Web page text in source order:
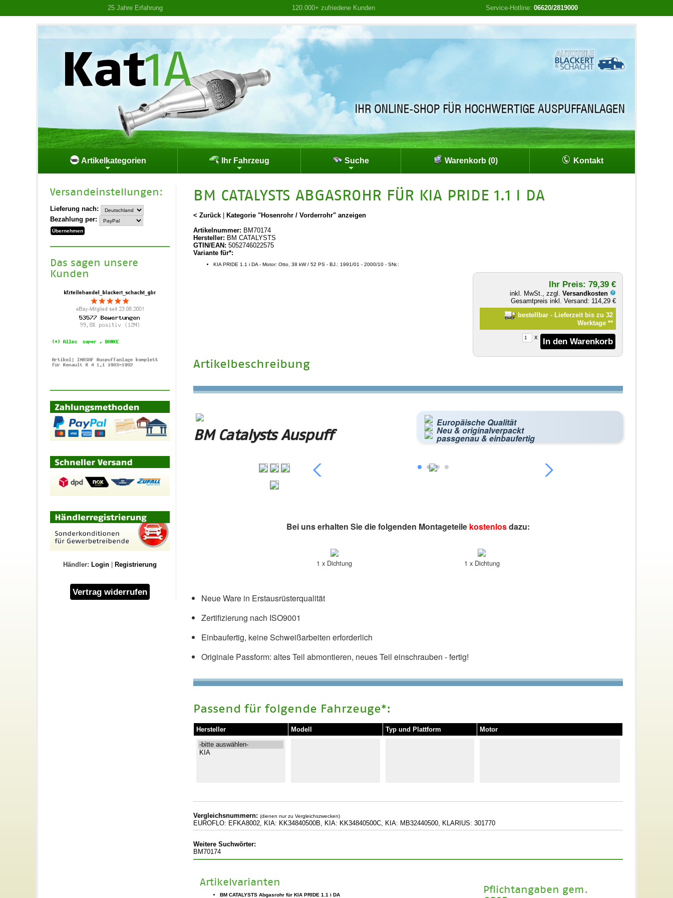
25 Jahre Erfahrung 120.000+ zufriedene Kunden Service-Hotline: 06620/2819000
Artikelkategorien Ihr Fahrzeug Suche Warenkorb (0) Kontakt
BM CATALYSTS ABGASROHR FÜR KIA PRIDE 1.1 I DA
< Zurück|
Kategorie "Hosenrohr / Vorderrohr" anzeigen
Artikelnummer: BM70174
Hersteller: BM CATALYSTS
GTIN/EAN: 5052746022575
Variante für*:
KIA PRIDE 1.1 i DA - Motor: Otto, 38 kW / 52 PS - BJ.: 1991/01 - 2000/10 - SNr.:
Ihr Preis: 79,39 €
inkl. MwSt., zzgl.Versandkosten
Gesamtpreis inkl. Versand: 114,29 €
bestellbar - Lieferzeit bis zu 32
Werktage **
x
Artikelbeschreibung
BM Catalysts Auspuff
Europäische Qualität
Neu & originalverpackt
passgenau & einbaufertig
Bei uns erhalten Sie die folgenden Montageteile kostenlosdazu:
1 x Dichtung 1 x Dichtung
Neue Ware in Erstausrüsterqualität
Zertifizierung nach ISO9001
Einbaufertig, keine Schweißarbeiten erforderlich
Originale Passform: altes Teil abmontieren, neues Teil einschrauben - fertig!
Passend für folgende Fahrzeuge*:
Hersteller Modell Typ und Plattform Motor
Vergleichsnummern: (dienen nur zu Vergleichszwecken)
EUROFLO: EFKA8002, KIA: KK34840500B, KIA: KK34840500C, KIA: MB32440500, KLARIUS: 301770
Weitere Suchwörter:
BM70174
Artikelvarianten
BM CATALYSTS Abgasrohr für KIA PRIDE 1.1 i DA
Pflichtangaben gem.
Versand­einstellungen:
Lieferung nach:
Bezahlung per:
Das sagen unsere
Kunden
Händler: Login| Registrierung